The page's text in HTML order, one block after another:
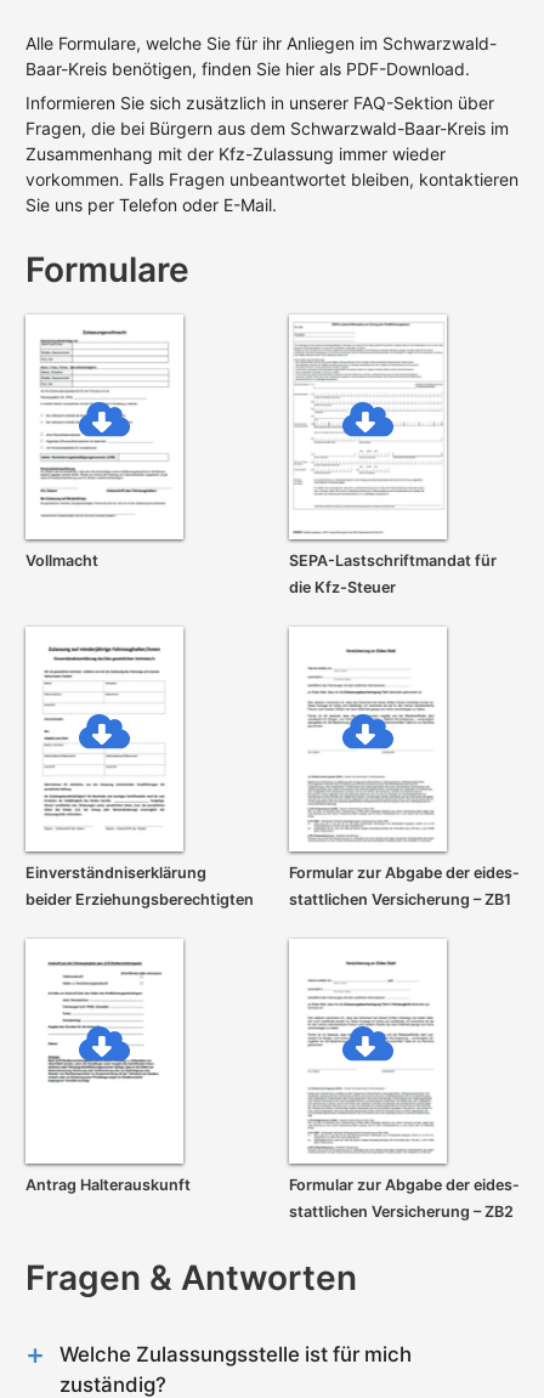
Alle Formulare, welche Sie für ihr Anliegen im Schwarzwald-
Baar-Kreis benötigen, finden Sie hier als PDF-Download.
Informieren Sie sich zusätzlich in unserer FAQ-Sektion über
Fragen, die bei Bürgern aus dem Schwarzwald-Baar-Kreis im
Zusammenhang mit der Kfz-Zulassung immer wieder
vorkommen. Falls Fragen unbeantwortet bleiben, kontaktieren
Sie uns per Telefon oder E-Mail.
Formulare
Vollmacht
SEPA-Lastschrift­mandat für
die Kfz-Steuer
Einverständnis­erklärung
beider Erziehungs­berechtigten
Formular zur Abgabe der eides­
stattlichen Versicherung – ZB1
Antrag Halterauskunft
Formular zur Abgabe der eides­
stattlichen Versicherung – ZB2
Fragen & Antworten
Welche Zulassungsstelle ist für mich
zuständig?